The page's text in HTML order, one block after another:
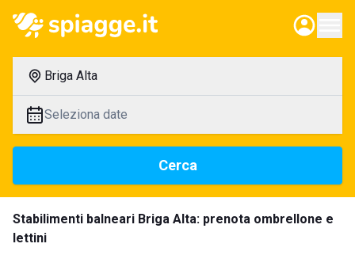
Briga Alta
Seleziona date
Cerca
Stabilimenti balneari Briga Alta: prenota ombrellone e
lettini